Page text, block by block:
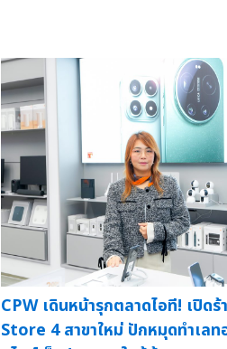
CPW เดินหน้ารุกตลาดไอที! เปิด
Store 4 สาขาใหม่ ปักหมุดทำเลท